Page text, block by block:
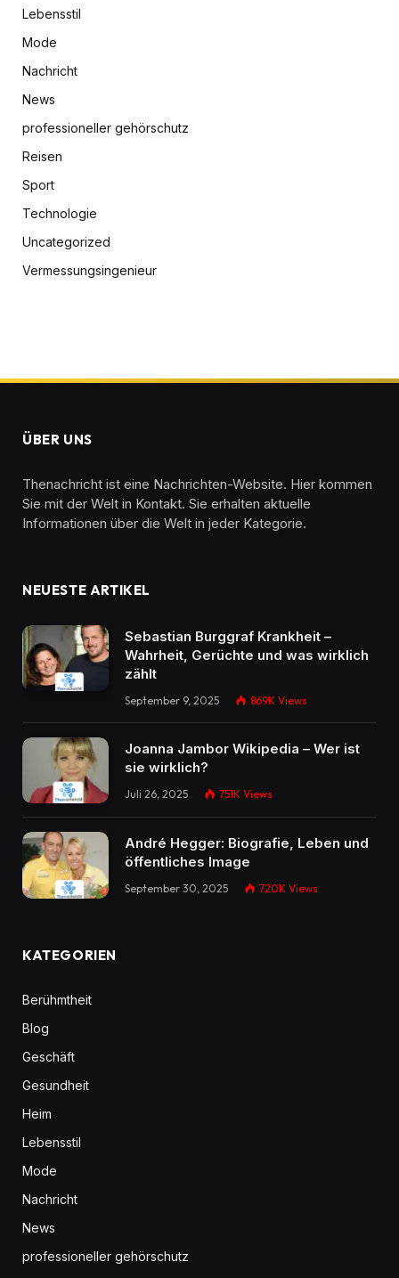
Lebensstil
Mode
Nachricht
News
professioneller gehörschutz
Reisen
Sport
Technologie
Uncategorized
Vermessungsingenieur
ÜBER UNS
Thenachricht ist eine Nachrichten-Website. Hier kommen
Sie mit der Welt in Kontakt. Sie erhalten aktuelle
Informationen über die Welt in jeder Kategorie.
NEUESTE ARTIKEL
Sebastian Burggraf Krankheit –
Wahrheit, Gerüchte und was wirklich
zählt
September 9, 2025 869K Views
Joanna Jambor Wikipedia – Wer ist
sie wirklich?
Juli 26, 2025 751K Views
André Hegger: Biografie, Leben und
öffentliches Image
September 30, 2025 720K Views
KATEGORIEN
Berühmtheit
Blog
Geschäft
Gesundheit
Heim
Lebensstil
Mode
Nachricht
News
professioneller gehörschutz